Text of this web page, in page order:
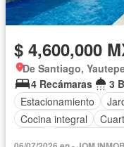
$ 4,600,000
De Santiago,
4 Recámaras
3
Estacionamiento
Cocina integral